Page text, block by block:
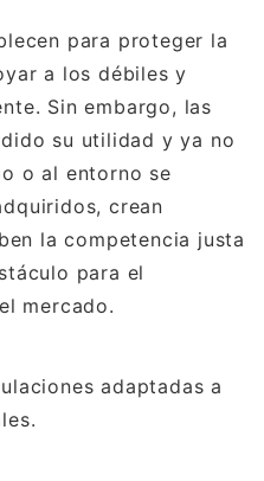
para proteger la
a los débiles y
Sin embargo, las
su utilidad y ya no
o al entorno se
crean
la competencia justa
para el
mercado.
adaptadas a